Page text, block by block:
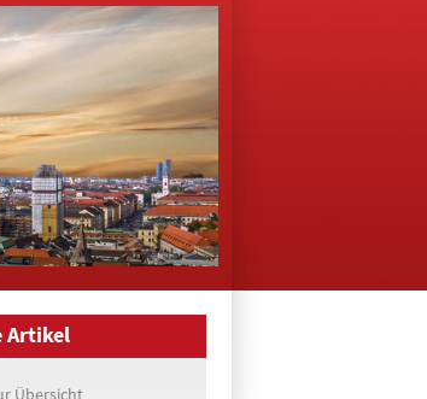
Artikel
Übersicht